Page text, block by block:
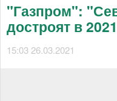
"Газпром":
достроят в
15:03 26.03.2021